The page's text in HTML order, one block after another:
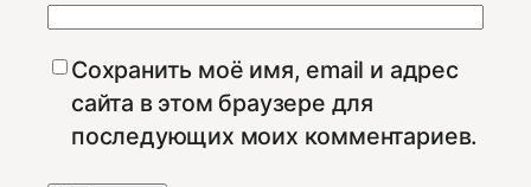
Сохранить моё имя, email и адрес
сайта в этом браузере для
последующих моих комментариев.